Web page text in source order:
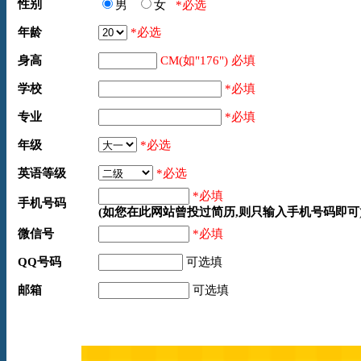
性别 男 女 *必选
年龄 *必选
身高 CM(如"176") 必填
学校 *必填
专业 *必填
年级 *必选
英语等级 *必选
手机号码
*必填
(如您在此网站曾投过简历,则只输入手机号码即
微信号
*必填
QQ号码 可选填
邮箱 可选填